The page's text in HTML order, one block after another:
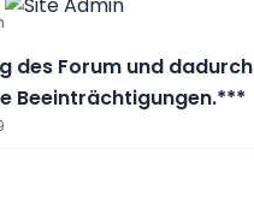
des Forum und dadurch
Beeinträchtigungen.***